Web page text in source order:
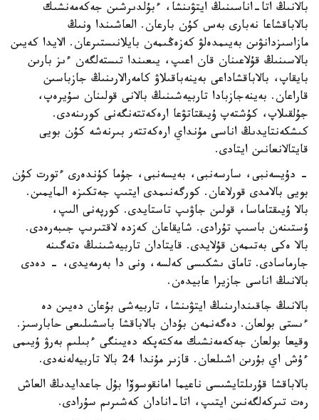
بالانىڭ اتا-اناسىنىڭ ايتۋىنشا، ءبۇلدىرشىن جەكەمەنشىك
بالاباقشاعا نەبارى بەس كۇن بارعان. العاشىندا ونىڭ
مازاسىزدانۋىن بەيىمدەلۋ كەزەڭىمەن بايلانىستىرعان. الايدا كەيىن
بالاسىنىڭ قۇلاعىنان قان اعىپ، يىعىندا تىستەلگەن ءىز بارىن
بايقاپ، بالاباقشاداعى بەينەباقىلاۋ كامەرالارىنىڭ جازباسىن
قاراعان. بەينەجازبادا تاربيەشىنىڭ بالانى قولىنان سۇيرەپ،
جۇلقىلاپ، كۇشتەپ ۇيىقتاتۋعا ارەكەتتەنگەنى كورىنەدى.
كىشكەنتايدىڭ اناسى مۇنداي ارەكەتتەر بىرنەشە كۇن بويى
قايتالانعانىن ايتادى.
- دۇيسەنبى، سارسەنبى، بەيسەنبى، جۇما كۇندەرى ءتورت كۇن
بويى بالامدى قورلاعان. كورگەنىمدى ايتىپ جەتكىزە المايمىن.
بالا ۇيىقتاماسا، قولىن جاۋىپ تاستايدى. كورپەنى الىپ،
ۇستىنەن باسىپ تۇرادى. شايقاعان كەزدە لاقتىرىپ جىبەرەدى.
بالا ەكى بەتىمەن قۇلايدى. قايتادان تاربيەشىنىڭ ەتەگىنە
جارماسادى. تاماق ىشكىسى كەلسە، ونى دا بەرمەيدى، - دەدى
بالانىڭ اناسى جازيرا عابيدەن.
بالانىڭ جاقىندارىنىڭ ايتۋىنشا، تاربيەشى بۇعان دەيىن دە
ءىستى بولعان. دەگەنمەن بۇدان بالاباقشا باسشىلىعى حابارسىز.
وقيعا بولعان جەكەمەنشىك مەكتەپكە دەيىنگى ءبىلىم بەرۋ ۇيىمى
ءۇش اي بۇرىن اشىلعان. قازىر مۇندا 24 بالا تاربيەلەنەدى.
بالاباقشا قۇرىلتايشىسى ناعيما امانقوسوۆا بۇل جاعدايدىڭ العاش
رەت تىركەلگەنىن ايتىپ، اتا-انادان كەشىرىم سۇرادى.